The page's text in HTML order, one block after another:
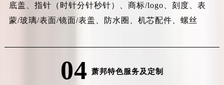
底盖、指针（时针分针秒针）、商标/logo、刻度、表
蒙/玻璃/表面/镜面/表盖、防水圈、机芯配件、螺丝
04 萧邦特色服务及定制